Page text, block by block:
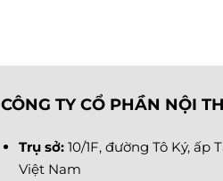
CÔNG TY CỔ PHẦN NỘI
Trụ sở:10/1F, đường Tô Ký,
Việt Nam